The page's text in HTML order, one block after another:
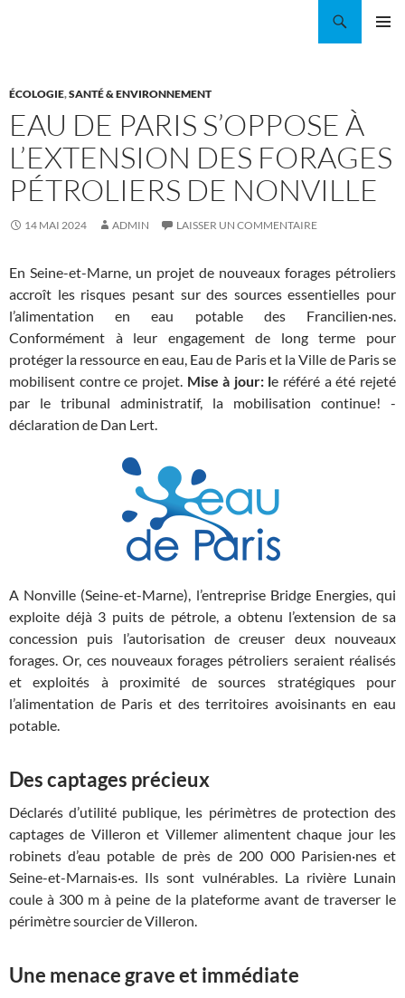
ÉCOLOGIE,SANTÉ & ENVIRONNEMENT
EAU DE PARIS S’OPPOSE À
L’EXTENSION DES FORAGES
PÉTROLIERS DE NONVILLE
14 MAI 2024 ADMIN LAISSER UN COMMENTAIRE
En Seine-et-Marne, un projet de nouveaux forages pétroliers
accroît les risques pesant sur des sources essentielles pour
l’alimentation en eau potable des Francilien·nes.
Conformément à leur engagement de long terme pour
protéger la ressource en eau, Eau de Paris et la Ville de Paris se
mobilisent contre ce projet. Mise à jour: le référé a été rejeté
par le tribunal administratif, la mobilisation continue! -
déclaration de Dan Lert.
A Nonville (Seine-et-Marne), l’entreprise Bridge Energies, qui
exploite déjà 3 puits de pétrole, a obtenu l’extension de sa
concession puis l’autorisation de creuser deux nouveaux
forages. Or, ces nouveaux forages pétroliers seraient réalisés
et exploités à proximité de sources stratégiques pour
l’alimentation de Paris et des territoires avoisinants en eau
potable.
Des captages précieux
Déclarés d’utilité publique, les périmètres de protection des
captages de Villeron et Villemer alimentent chaque jour les
robinets d’eau potable de près de 200 000 Parisien·nes et
Seine-et-Marnais·es. Ils sont vulnérables. La rivière Lunain
coule à 300 m à peine de la plateforme avant de traverser le
périmètre sourcier de Villeron.
Une menace grave et immédiate